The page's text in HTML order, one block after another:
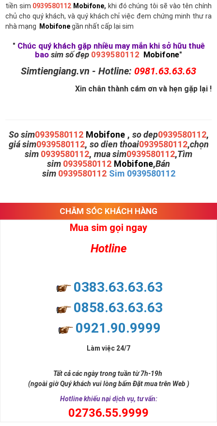
tiền sim 0939580112 Mobifone, khi đó chúng tôi sẽ vào tên chính
chủ cho quý khách, và quý khách chỉ việc đem chứng minh thư ra
nhà mạng
Mobifonegần nhất cấp lại sim
" Chúc quý khách gặp nhiều may mắn khi sở hữu thuê
bao sim số đẹp 0939580112 Mobifone"
Simtiengiang.vn - Hotline: 0981.63.63.63
Xin chân thành cám ơn và hẹn gặp lại !
So sim0939580112 Mobifone , so dep0939580112,
giá sim0939580112, so dien thoai0939580112,chọn
sim 0939580112, mua sim0939580112,Tìm
sim 0939580112 Mobifone,Bán
sim 0939580112 Sim 0939580112
CHĂM SÓC KHÁCH HÀNG
Mua sim gọi ngay
Hotline
0383.63.63.63
0858.63.63.63
0921.90.9999
Làm việc 24/7
Tất cả các ngày trong tuần từ 7h-19h
(ngoài giờ Quý khách vui lòng bấm Đặt mua trên Web )
Hotline khiếu nại dịch vụ, tư vấn:
02736.55.9999